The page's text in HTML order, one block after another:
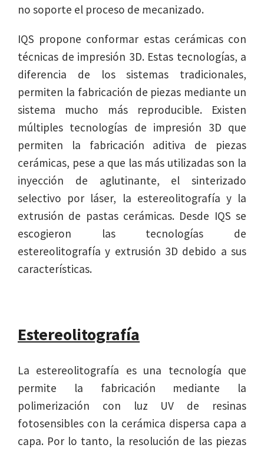
no soporte el proceso de mecanizado.
IQS propone conformar estas cerámicas con
técnicas de impresión 3D. Estas tecnologías, a
diferencia de los sistemas tradicionales,
permiten la fabricación de piezas mediante un
sistema mucho más reproducible. Existen
múltiples tecnologías de impresión 3D que
permiten la fabricación aditiva de piezas
cerámicas, pese a que las más utilizadas son la
inyección de aglutinante, el sinterizado
selectivo por láser, la estereolitografía y la
extrusión de pastas cerámicas. Desde IQS se
escogieron las tecnologías de
estereolitografía y extrusión 3D debido a sus
características.
Estereolitografía
La estereolitografía es una tecnología que
permite la fabricación mediante la
polimerización con luz UV de resinas
fotosensibles con la cerámica dispersa capa a
capa. Por lo tanto, la resolución de las piezas